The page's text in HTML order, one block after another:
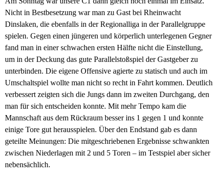
Nicht in Bestbesetzung war man zu Gast bei Rheinwacht
Dinslaken, die ebenfalls in der Regionalliga in der Parallelgruppe
spielen. Gegen einen jüngeren und körperlich unterlegenen Gegner
fand man in einer schwachen ersten Hälfte nicht die Einstellung,
um in der Deckung das gute Parallelstoßspiel der Gastgeber zu
unterbinden. Die eigene Offensive agierte zu statisch und auch im
Umschaltspiel wollte man nicht so recht in Fahrt kommen. Deutlich
verbessert zeigten sich die Jungs dann im zweiten Durchgang, den
man für sich entscheiden konnte. Mit mehr Tempo kam die
Mannschaft aus dem Rückraum besser ins 1 gegen 1 und konnte
einige Tore gut herausspielen. Über den Endstand gab es dann
geteilte Meinungen: Die mitgeschriebenen Ergebnisse schwankten
zwischen Niederlagen mit 2 und 5 Toren – im Testspiel aber sicher
nebensächlich.